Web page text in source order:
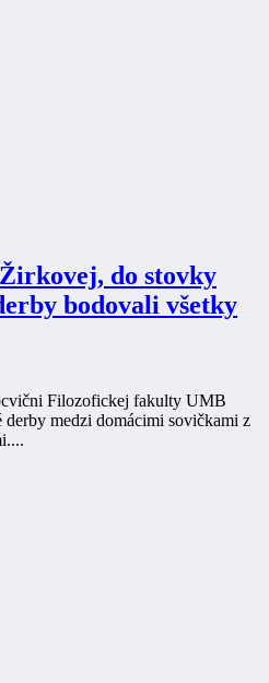
do stovky
bodovali všetky
Filozofickej fakulty UMB
derby medzi domácimi sovičkami z